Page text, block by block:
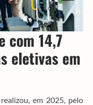
com 14,7
eletivas em
em 2025, pelo